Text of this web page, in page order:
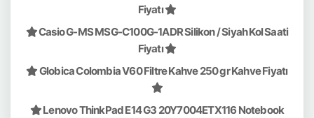
Fiyatı
Casio G-MS MSG-C100G-1ADR Silikon / Siyah Kol Saati
Fiyatı
Globica Colombia V60 Filtre Kahve 250 gr Kahve Fiyatı
Lenovo ThinkPad E14 G3 20Y7004ETX116 Notebook